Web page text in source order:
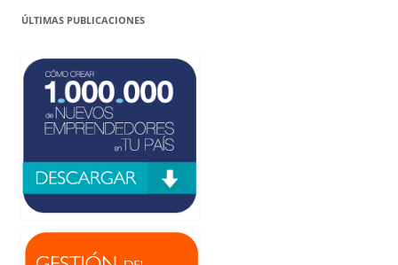
ÚLTIMAS PUBLICACIONES